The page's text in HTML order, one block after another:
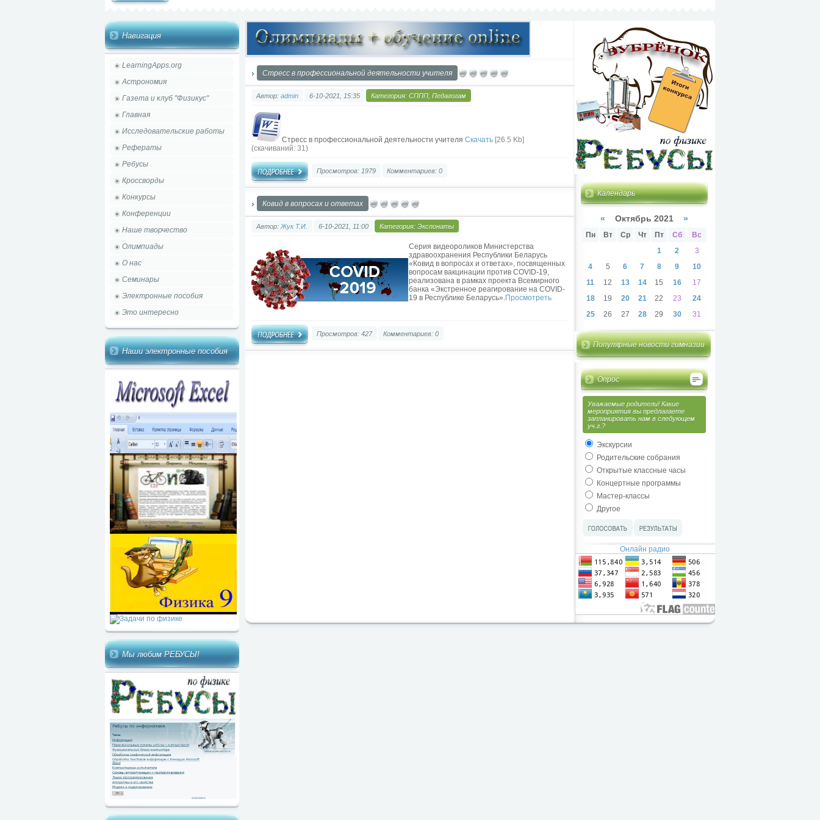
Навигация
LearningApps.org
Астрономия
Газета и клуб "Физикус"
Главная
Исследовательские работы
Рефераты
Ребусы
Кроссворды
Конкурсы
Конференции
Наше творчество
Олимпиады
О нас
Семинары
Электронные пособия
Это интересно
Наши электронные пособия
Мы любим РЕБУСЫ!
Стресс в профессиональной деятельности учителя
Автор: admin 6-10-2021, 15:35 Категория: СППП Педагогам
Стресс в профессиональной деятельности учителя Скачать [26.5 Kb]
(cкачиваний: 31)
Просмотров: 1979 Комментариев: 0
Ковид в вопросах и ответах
Автор: Жук Т.И. 6-10-2021, 11:00 Категория: Экспонаты
Серия видеороликов Министерства
здравоохранения Республики Беларусь
«Ковид в вопросах и ответах», посвященных
вопросам вакцинации против COVID-19,
реализована в рамках проекта Всемирного
банка «Экстренное реагирование на COVID-
19 в Республике Беларусь».Просмотреть
Просмотров: 427 Комментариев: 0
Календарь
« Октябрь 2021 »
Пн Вт Ср Чт Пт Сб
Вс
1
2
3
4
5 6 7 8 9
10
11
12 13 14 15 16
17
18
19 20 21 22 23
24
25
26 27 28 29 30 31
Популярные новости гимназии
Опрос
Уважаемые родители! Какие
мероприятия вы предлагаете
запланировать нам в следующем
уч.г.?
Экскурсии
Родительские собрания
Открытые классные часы
Концертные программы
Мастер-классы
Другое
Онлайн радио